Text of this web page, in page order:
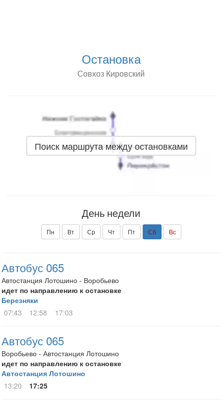
Остановка
Совхоз Кировский
Поиск маршрута между остановками
День недели
Пн Вт Ср Чт Пт Сб Вс
Автобус 065
Автостанция Лотошино - Воробьево
идет по направлению к остановке
Березняки
07:43
12:58 17:03
Автобус 065
Воробьево - Автостанция Лотошино
идет по направлению к остановке
Автостанция Лотошино
13:20
17:25